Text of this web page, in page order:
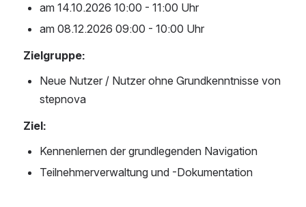
am 14.10.2026 10:00 - 11:00 Uhr
am 08.12.2026 09:00 - 10:00 Uhr
Zielgruppe:
Neue Nutzer / Nutzer ohne Grundkenntnisse von
stepnova
Ziel:
Kennenlernen der grundlegenden Navigation
Teilnehmerverwaltung und -Dokumentation